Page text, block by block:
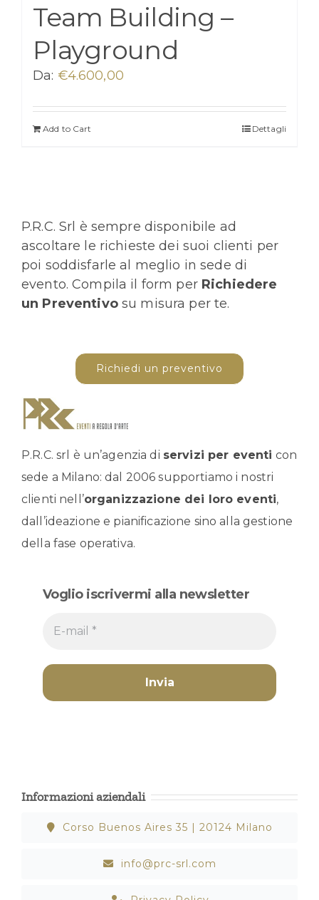
Team Building –
Playground
Da: €4.600,00
Add to Cart Dettagli
P.R.C. Srl è sempre disponibile ad
ascoltare le richieste dei suoi clienti per
poi soddisfarle al meglio in sede di
evento. Compila il form per Richiedere
un Preventivosu misura per te.
Richiedi un preventivo
P.R.C. srl è un’agenzia di servizi per eventi con
sede a Milano: dal 2006 supportiamo i nostri
clienti nell’organizzazione dei loro eventi,
dall’ideazione e pianificazione sino alla gestione
della fase operativa.
Voglio iscrivermi alla newsletter
Informazioni aziendali
Corso Buenos Aires 35 | 20124 Milano
info@prc-srl.com